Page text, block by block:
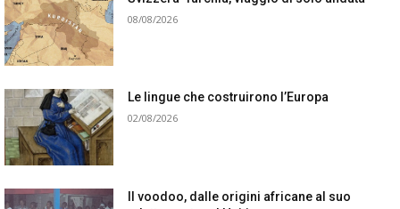
08/08/2026
Le lingue che costruirono l’Europa
02/08/2026
Il voodoo, dalle origini africane al suo